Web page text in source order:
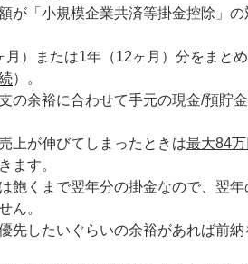
が「小規模企業共済等掛金控除」
月）または1年（12ヶ月）分をまと
）。
の余裕に合わせて手元の現金/預貯
上が伸びてしまったときは最大84
ます。
飽くまで翌年分の掛金なので、翌
ん。
先したいぐらいの余裕があれば前